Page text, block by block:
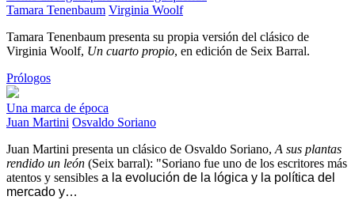
Tamara Tenenbaum Virginia Woolf
Tamara Tenenbaum presenta su propia versión del clásico de
Virginia Woolf, Un cuarto propio, en edición de Seix Barral.
Prólogos
Una marca de época
Juan Martini Osvaldo Soriano
Juan Martini presenta un clásico de Osvaldo Soriano, A sus plantas
rendido un león (Seix barral): "Soriano fue uno de los escritores más
atentos y sensibles a la evolución de la lógica y la política del
mercado y…